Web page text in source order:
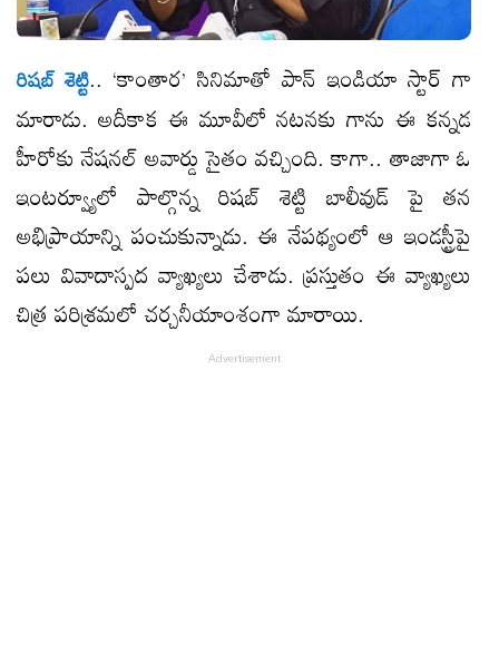
రిషబ్ శెట్టి.. ‘కాంతార’ సినిమాతో పాన్ ఇండియా స్టార్ గా
మారాడు. అదీకాక ఈ మూవీలో నటనకు గాను ఈ కన్నడ
హీరోకు నేషనల్ అవార్డు సైతం వచ్చింది. కాగా.. తాజాగా ఓ
ఇంటర్వ్యూలో పాల్గొన్న రిషబ్ శెట్టి బాలీవుడ్ పై తన
అభిప్రాయాన్ని పంచుకున్నాడు. ఈ నేపథ్యంలో ఆ ఇండస్ట్రీపై
పలు వివాదాస్పద వ్యాఖ్యలు చేశాడు. ప్రస్తుతం ఈ వ్యాఖ్యలు
చిత్ర పరిశ్రమలో చర్చనీయాంశంగా మారాయి.